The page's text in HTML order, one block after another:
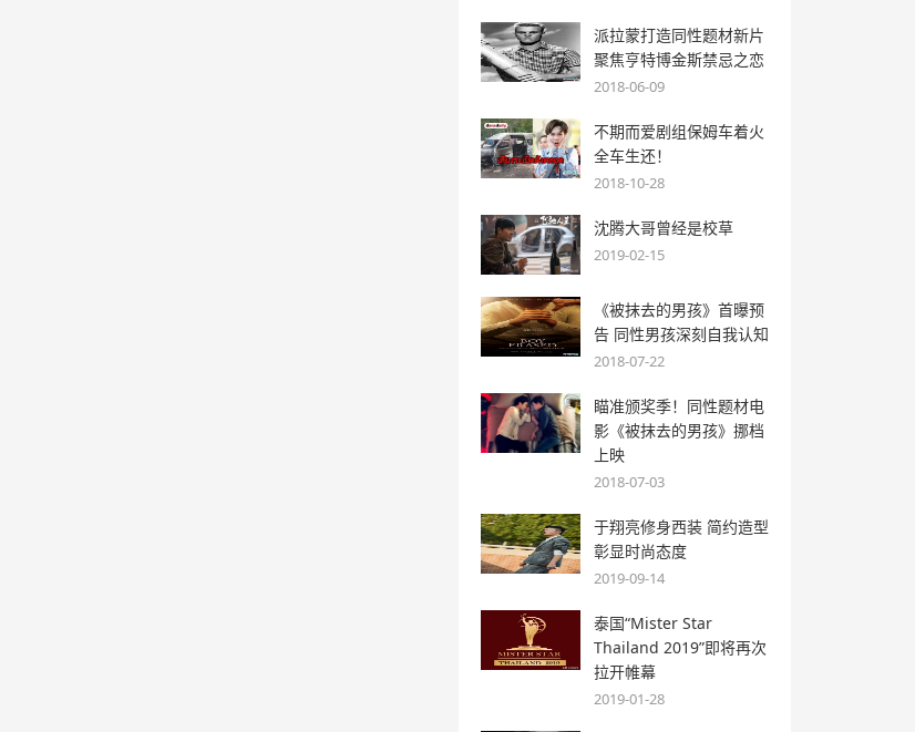
派拉蒙打造同性题材新片
聚焦亨特博金斯禁忌之恋
2018-06-09
不期而爱剧组保姆车着火
全车生还！
2018-10-28
沈腾大哥曾经是校草
2019-02-15
《被抹去的男孩》首曝预
告 同性男孩深刻自我认知
2018-07-22
瞄准颁奖季！同性题材电
影《被抹去的男孩》挪档
上映
2018-07-03
于翔亮修身西装 简约造型
彰显时尚态度
2019-09-14
泰国“Mister Star
Thailand 2019”即将再次
拉开帷幕
2019-01-28